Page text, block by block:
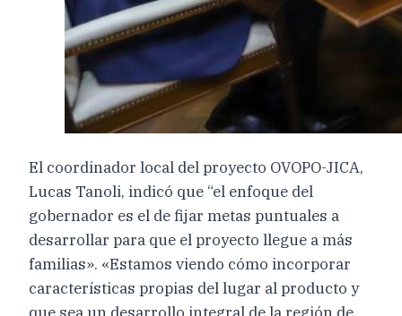
El coordinador local del proyecto OVOPO-JICA,
Lucas Tanoli, indicó que “el enfoque del
gobernador es el de fijar metas puntuales a
desarrollar para que el proyecto llegue a más
familias». «Estamos viendo cómo incorporar
características propias del lugar al producto y